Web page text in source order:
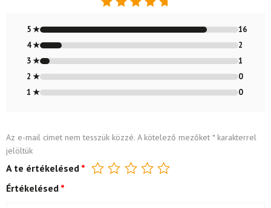
4.79/ 5
5 ★
16
4 ★
2
3 ★
1
2 ★
0
1 ★
0
Az e-mail címet nem tesszük közzé. A kötelező mezőket *karakterrel
jelöltük
A te értékelésed *
Értékelésed *